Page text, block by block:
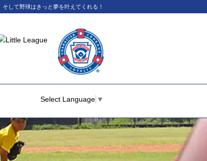
して野球はきっと夢を叶えてくれる！
Select Language ▼